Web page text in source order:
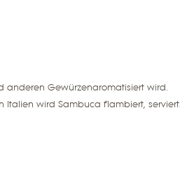
anderen Gewürzenaromatisiert wird.
Italien wird Sambuca flambiert, serviert.